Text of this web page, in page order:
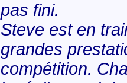
pas fini.
Steve est en
grandes
compétition.